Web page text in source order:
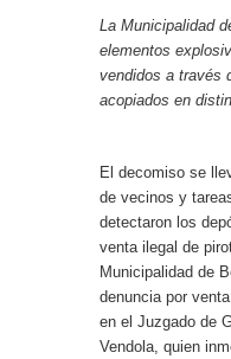
La Municipalidad
elementos
vendidos a través
acopiados en
El decomiso se
de vecinos y
detectaron los
venta ilegal de
Municipalidad de
denuncia por
en el Juzgado de
Vendola, quien